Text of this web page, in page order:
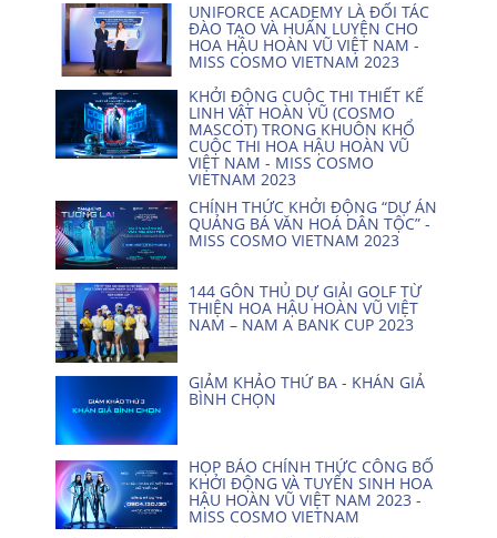
UNIFORCE ACADEMY LÀ ĐỐI TÁC
ĐÀO TẠO VÀ HUẤN LUYỆN CHO
HOA HẬU HOÀN VŨ VIỆT NAM -
MISS COSMO VIETNAM 2023
KHỞI ĐỘNG CUỘC THI THIẾT KẾ
LINH VẬT HOÀN VŨ (COSMO
MASCOT) TRONG KHUÔN KHỔ
CUỘC THI HOA HẬU HOÀN VŨ
VIỆT NAM - MISS COSMO
VIETNAM 2023
CHÍNH THỨC KHỞI ĐỘNG “DỰ ÁN
QUẢNG BÁ VĂN HOÁ DÂN TỘC” -
MISS COSMO VIETNAM 2023
144 GÔN THỦ DỰ GIẢI GOLF TỪ
THIỆN HOA HẬU HOÀN VŨ VIỆT
NAM – NAM A BANK CUP 2023
GIẢM KHẢO THỨ BA - KHÁN GIẢ
BÌNH CHỌN
HỌP BÁO CHÍNH THỨC CÔNG BỐ
KHỞI ĐỘNG VÀ TUYỂN SINH HOA
HẬU HOÀN VŨ VIỆT NAM 2023 -
MISS COSMO VIETNAM